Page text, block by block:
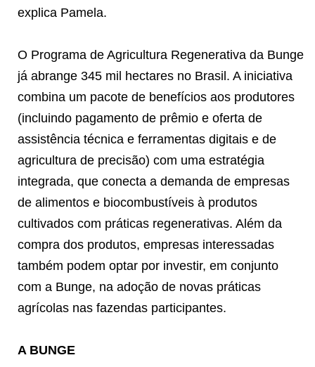
explica Pamela.
O Programa de Agricultura Regenerativa da Bunge
já abrange 345 mil hectares no Brasil. A iniciativa
combina um pacote de benefícios aos produtores
(incluindo pagamento de prêmio e oferta de
assistência técnica e ferramentas digitais e de
agricultura de precisão) com uma estratégia
integrada, que conecta a demanda de empresas
de alimentos e biocombustíveis à produtos
cultivados com práticas regenerativas. Além da
compra dos produtos, empresas interessadas
também podem optar por investir, em conjunto
com a Bunge, na adoção de novas práticas
agrícolas nas fazendas participantes.
A BUNGE